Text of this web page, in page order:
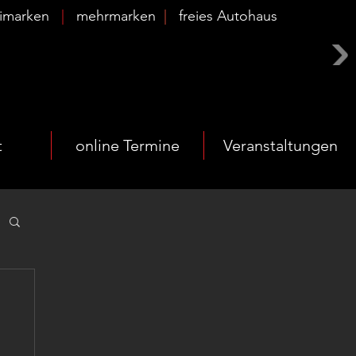
mehrmarken freies Autohaus
online Termine Veranstaltungen